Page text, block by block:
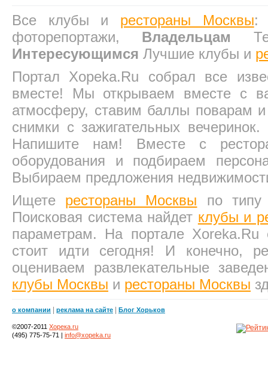
Все клубы и рестораны Москвы
фоторепортажи, Владельцам
Интересующимся Лучшие клубы и
Портал Xopeka.Ru собрал все
вместе! Мы открываем вместе с
атмосферу, ставим баллы поварам
снимки с зажигательных
Напишите нам! Вместе с
оборудования и подбираем
Выбираем предложения
Ищете рестораны Москвы по типу
Поисковая система найдет клубы и
параметрам. На портале
стоит идти сегодня! И конечно,
оцениваем развлекательные
клубы Москвы и рестораны Москвы
о компании реклама на сайте Блог Хорьков
©2007-2011 Хорека.ru
(495) 775-75-71 | info@xopeka.ru